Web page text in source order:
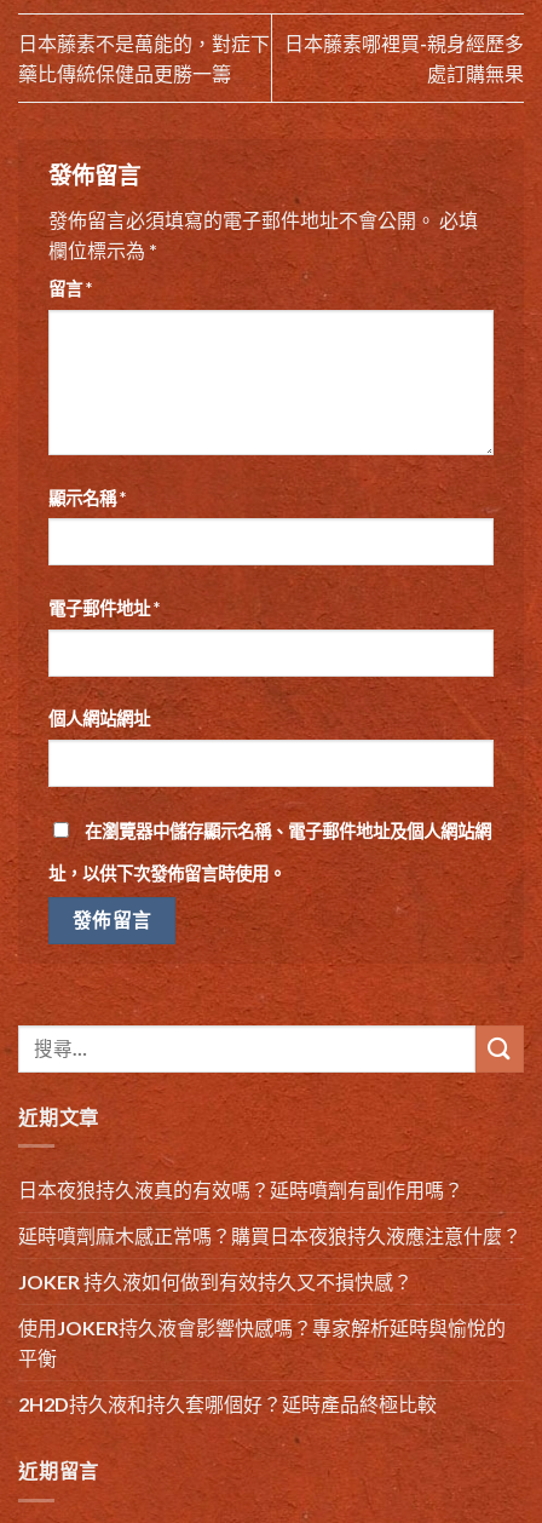
日本藤素不是萬能的，對症下
藥比傳統保健品更勝一籌
日本藤素哪裡買-親身經歷多
處訂購無果
發佈留言
發佈留言必須填寫的電子郵件地址不會公開。 必填
欄位標示為 *
留言*
顯示名稱*
電子郵件地址*
個人網站網址
在瀏覽器中儲存顯示名稱、電子郵件地址及個人網站網
址，以供下次發佈留言時使用。
近期文章
日本夜狼持久液真的有效嗎？延時噴劑有副作用嗎？
延時噴劑麻木感正常嗎？購買日本夜狼持久液應注意什麼？
JOKER 持久液如何做到有效持久又不損快感？
使用JOKER持久液會影響快感嗎？專家解析延時與愉悅的
平衡
2H2D持久液和持久套哪個好？延時產品終極比較
近期留言